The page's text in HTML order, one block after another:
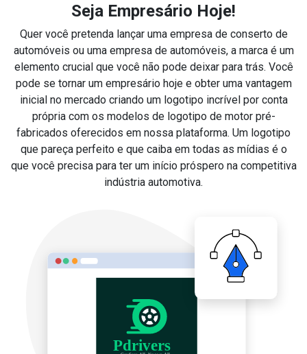
Seja Empresário Hoje!
Quer você pretenda lançar uma empresa de conserto de
automóveis ou uma empresa de automóveis, a marca é um
elemento crucial que você não pode deixar para trás. Você
pode se tornar um empresário hoje e obter uma vantagem
inicial no mercado criando um logotipo incrível por conta
própria com os modelos de logotipo de motor pré-
fabricados oferecidos em nossa plataforma. Um logotipo
que pareça perfeito e que caiba em todas as mídias é o
que você precisa para ter um início próspero na competitiva
indústria automotiva.